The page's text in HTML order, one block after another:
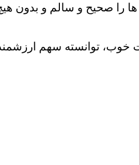
را صحیح و سالم و بدون هیچ
توانسته سهم ارزشمندی